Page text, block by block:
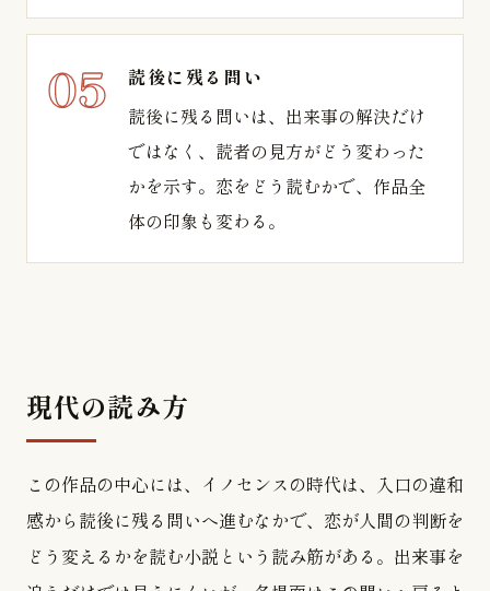
読後に残る問い
読後に残る問いは、出来事の解決だけ
ではなく、読者の見方がどう変わった
かを示す。恋をどう読むかで、作品全
体の印象も変わる。
現代の読み方
この作品の中心には、イノセンスの時代は、入口の違和
感から読後に残る問いへ進むなかで、恋が人間の判断を
どう変えるかを読む小説という読み筋がある。出来事を